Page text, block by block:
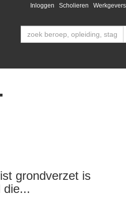
Inloggen Scholieren Werkgevers
grondverzet is
die...